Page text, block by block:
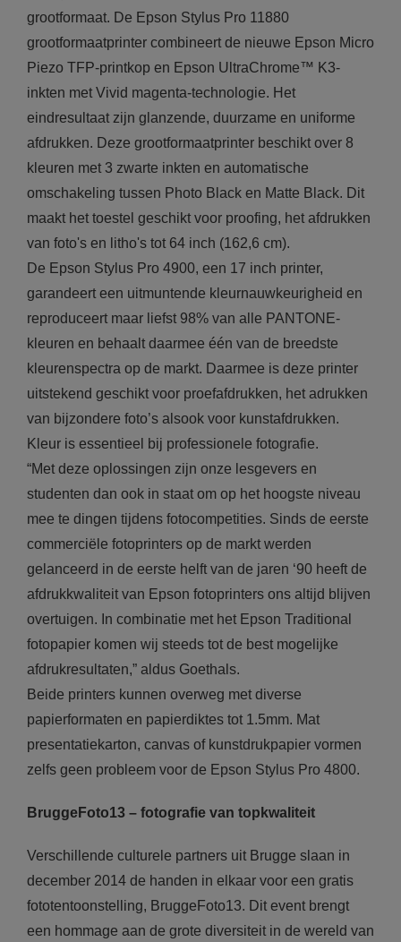
grootformaat. De Epson Stylus Pro 11880
grootformaatprinter combineert de nieuwe Epson Micro
Piezo TFP-printkop en Epson UltraChrome™ K3-
inkten met Vivid magenta-technologie. Het
eindresultaat zijn glanzende, duurzame en uniforme
afdrukken. Deze grootformaatprinter beschikt over 8
kleuren met 3 zwarte inkten en automatische
omschakeling tussen Photo Black en Matte Black. Dit
maakt het toestel geschikt voor proofing, het afdrukken
van foto's en litho's tot 64 inch (162,6 cm).
De Epson Stylus Pro 4900, een 17 inch printer,
garandeert een uitmuntende kleurnauwkeurigheid en
reproduceert maar liefst 98% van alle PANTONE-
kleuren en behaalt daarmee één van de breedste
kleurenspectra op de markt. Daarmee is deze printer
uitstekend geschikt voor proefafdrukken, het adrukken
van bijzondere foto’s alsook voor kunstafdrukken.
Kleur is essentieel bij professionele fotografie.
“Met deze oplossingen zijn onze lesgevers en
studenten dan ook in staat om op het hoogste niveau
mee te dingen tijdens fotocompetities. Sinds de eerste
commerciële fotoprinters op de markt werden
gelanceerd in de eerste helft van de jaren ‘90 heeft de
afdrukkwaliteit van Epson fotoprinters ons altijd blijven
overtuigen. In combinatie met het Epson Traditional
fotopapier komen wij steeds tot de best mogelijke
afdrukresultaten,” aldus Goethals.
Beide printers kunnen overweg met diverse
papierformaten en papierdiktes tot 1.5mm. Mat
presentatiekarton, canvas of kunstdrukpapier vormen
zelfs geen probleem voor de Epson Stylus Pro 4800.
BruggeFoto13 – fotografie van topkwaliteit
Verschillende culturele partners uit Brugge slaan in
december 2014 de handen in elkaar voor een gratis
fototentoonstelling, BruggeFoto13. Dit event brengt
een hommage aan de grote diversiteit in de wereld van